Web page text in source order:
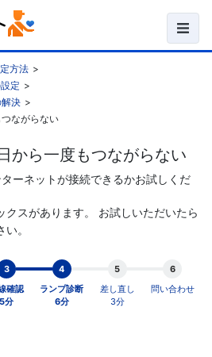
方法
定
決
ながらない
から一度もつながらない
ーネットが接続できるかお試しくだ
クスがあります。 お試しいただいたら
。
3
確認
5分
4
ランプ診断
6分
5
差し直し
3分
6
問い合わせ